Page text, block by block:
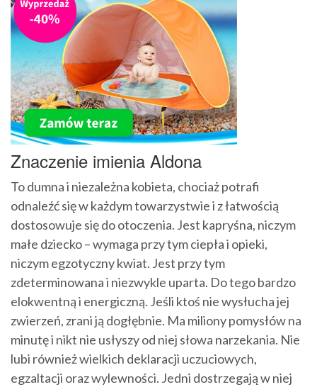
Znaczenie imienia Aldona
To dumna i niezależna kobieta, chociaż potrafi
odnaleźć się w każdym towarzystwie i z łatwością
dostosowuje się do otoczenia. Jest kapryśna, niczym
małe dziecko – wymaga przy tym ciepła i opieki,
niczym egzotyczny kwiat. Jest przy tym
zdeterminowana i niezwykle uparta. Do tego bardzo
elokwentną i energiczną. Jeśli ktoś nie wysłucha jej
zwierzeń, zrani ją dogłębnie. Ma miliony pomysłów na
minutę i nikt nie usłyszy od niej słowa narzekania. Nie
lubi również wielkich deklaracji uczuciowych,
egzaltacji oraz wylewności. Jedni dostrzegają w niej